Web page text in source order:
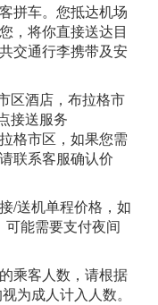
拼车。您抵达机场
，将你直接送达目
交通行李携带及安
区酒店，布拉格市
接送服务
格市区，如果您需
联系客服确认价
/送机单程价格，如
能需要支付夜间
乘客人数，请根据
为成人计入人数。